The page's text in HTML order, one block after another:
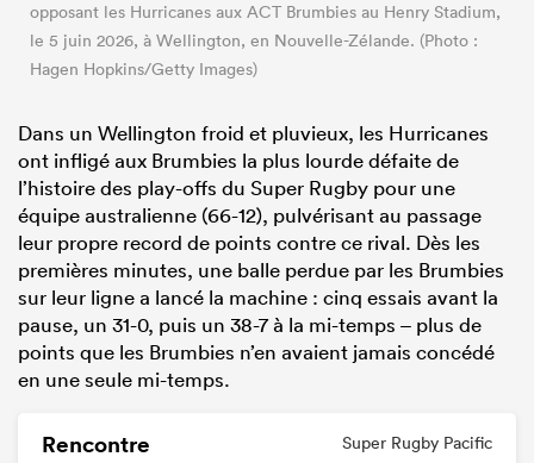
opposant les Hurricanes aux ACT Brumbies au Henry Stadium,
le 5 juin 2026, à Wellington, en Nouvelle-Zélande. (Photo :
Hagen Hopkins/Getty Images)
Dans un Wellington froid et pluvieux, les Hurricanes
ont infligé aux Brumbies la plus lourde défaite de
l’histoire des play-offs du Super Rugby pour une
équipe australienne (66-12), pulvérisant au passage
leur propre record de points contre ce rival. Dès les
premières minutes, une balle perdue par les Brumbies
sur leur ligne a lancé la machine : cinq essais avant la
pause, un 31-0, puis un 38-7 à la mi-temps – plus de
points que les Brumbies n’en avaient jamais concédé
en une seule mi-temps.
Rencontre Super Rugby Pacific